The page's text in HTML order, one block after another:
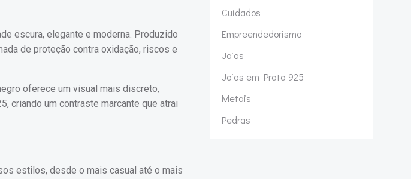
escura, elegante e moderna. Produzido
de proteção contra oxidação, riscos e
oferece um visual mais discreto,
criando um contraste marcante que atrai
estilos, desde o mais casual até o mais
Cuidados
Empreendedorismo
Joias
Joias em Prata 925
Metais
Pedras